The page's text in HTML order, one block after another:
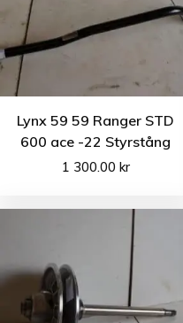
Lynx 59 59 Ranger STD
600 ace -22 Styrstång
1 300.00 kr